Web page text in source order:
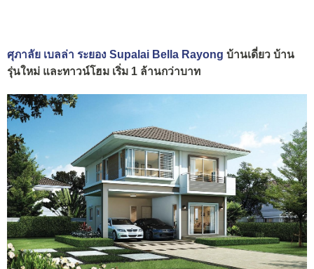
ศุภาลัย เบลล่า ระยอง Supalai Bella Rayong บ้านเดี่ยว บ้าน
รุ่นใหม่ และทาวน์โฮม เริ่ม 1 ล้านกว่าบาท